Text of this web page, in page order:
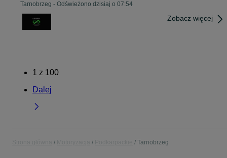
Tarnobrzeg - Odświeżono dzisiaj o 07:54
Zobacz więcej
1 z 100
Dalej
Tarnobrzeg